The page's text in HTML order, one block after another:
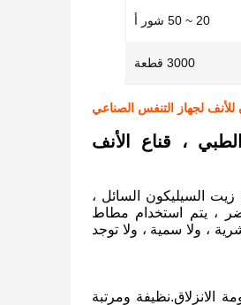
20 ~ 50 شور أ
3000 قطعة
، قناع الأنف
السيليكون السائل ،
، يتم استخدام مطاط
، ولا سمية ، ولا توجد
الانزلاق.نظيفة ومرتبة